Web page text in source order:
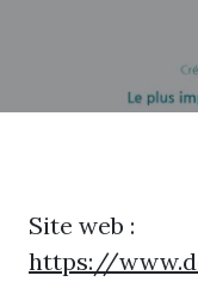
Site web :
https://